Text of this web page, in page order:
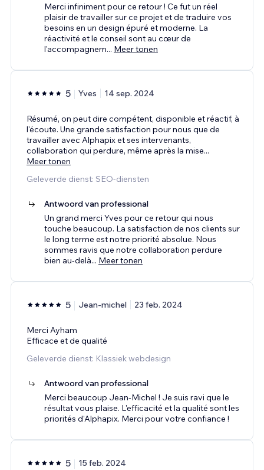
Merci infiniment pour ce retour ! Ce fut un réel
plaisir de travailler sur ce projet et de traduire vos
besoins en un design épuré et moderne. La
réactivité et le conseil sont au cœur de
l'accompagnem... Meer tonen
5 Yves 14 sep. 2024
Résumé, on peut dire compétent, disponible et réactif, à
l'écoute. Une grande satisfaction pour nous que de
travailler avec Alphapix et ses intervenants,
collaboration qui perdure, même après la mise...
Meer tonen
Geleverde dienst: SEO-diensten
Antwoord van professional
Un grand merci Yves pour ce retour qui nous
touche beaucoup. La satisfaction de nos clients sur
le long terme est notre priorité absolue. Nous
sommes ravis que notre collaboration perdure
bien au-delà... Meer tonen
5 Jean-michel 23 feb. 2024
Merci Ayham
Efficace et de qualité
Geleverde dienst: Klassiek webdesign
Antwoord van professional
Merci beaucoup Jean-Michel ! Je suis ravi que le
résultat vous plaise. L'efficacité et la qualité sont les
priorités d'Alphapix. Merci pour votre confiance !
5 15 feb. 2024